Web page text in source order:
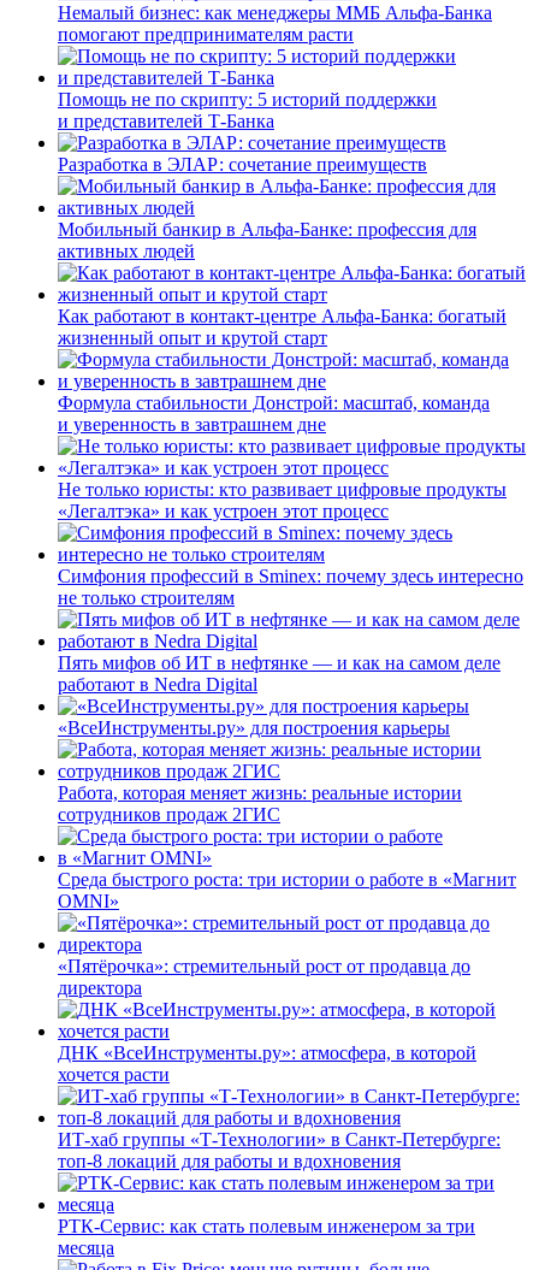
Немалый бизнес: как менеджеры ММБ Альфа-Банка
помогают предпринимателям расти
Помощь не по скрипту: 5 историй поддержки
и представителей Т-Банка
Разработка в ЭЛАР: сочетание преимуществ
Мобильный банкир в Альфа-Банке: профессия для
активных людей
Как работают в контакт-центре Альфа-Банка: богатый
жизненный опыт и крутой старт
Формула стабильности Донстрой: масштаб, команда
и уверенность в завтрашнем дне
Не только юристы: кто развивает цифровые продукты
«Легалтэка» и как устроен этот процесс
Симфония профессий в Sminex: почему здесь интересно
не только строителям
Пять мифов об ИТ в нефтянке — и как на самом деле
работают в Nedra Digital
«ВсеИнструменты.ру» для построения карьеры
Работа, которая меняет жизнь: реальные истории
сотрудников продаж 2ГИС
Среда быстрого роста: три истории о работе в «Магнит
OMNI»
«Пятёрочка»: стремительный рост от продавца до
директора
ДНК «ВсеИнструменты.ру»: атмосфера, в которой
хочется расти
ИТ-хаб группы «Т-Технологии» в Санкт-Петербурге:
топ-8 локаций для работы и вдохновения
РТК-Сервис: как стать полевым инженером за три
месяца